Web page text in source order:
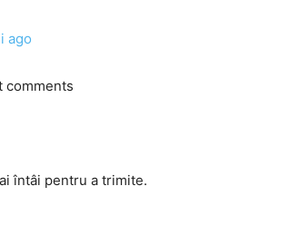
ago
comments
întâi pentru a trimite.